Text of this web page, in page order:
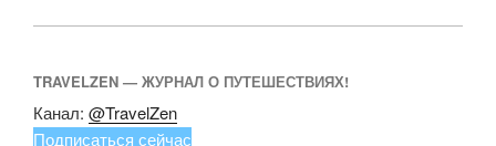
TRAVELZEN — ЖУРНАЛ О ПУТЕШЕСТВИЯХ!
Канал: @TravelZen
Подписаться сейчас